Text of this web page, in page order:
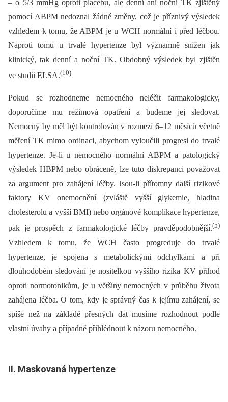
–⁠ o 5/3 mmHg oproti placebu, ale denní ani noční TK zjištěný
pomocí ABPM nedoznal žádné změny, což je příznivý výsledek
vzhledem k tomu, že ABPM je u WCH normální i před léčbou.
Naproti tomu u trvalé hypertenze byl významně snížen jak
klinický, tak denní a noční TK. Obdobný výsledek byl zjištěn
ve studii ELSA.(10)
Pokud se rozhodneme nemocného neléčit farmakologicky,
doporučíme mu režimová opatření a budeme jej sledovat.
Nemocný by měl být kontrolován v rozmezí 6–12 měsíců včetně
měření TK mimo ordinaci, abychom vyloučili progresi do trvalé
hypertenze. Je-li u nemocného normální ABPM a patologický
výsledek HBPM nebo obráceně, lze tuto diskrepanci považovat
za argument pro zahájení léčby. Jsou-li přítomny další rizikové
faktory KV onemocnění (zvláště vyšší glykemie, hladina
cholesterolu a vyšší BMI) nebo orgánové komplikace hypertenze,
pak je prospěch z farmakologické léčby pravděpodobnější.(5)
Vzhledem k tomu, že WCH často progreduje do trvalé
hypertenze, je spojena s metabolickými odchylkami a při
dlouhodobém sledování je nositelkou vyššího rizika KV příhod
oproti normotonikům, je u většiny nemocných v průběhu života
zahájena léčba. O tom, kdy je správný čas k jejímu zahájení, se
spíše než na základě přesných dat musíme rozhodnout podle
vlastní úvahy a případně přihlédnout k názoru nemocného.
II. Maskovaná hypertenze